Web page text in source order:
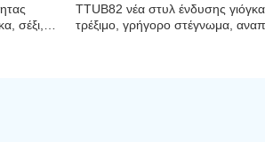
σέξι,
TTUB82 νέα στυλ ένδυσης
τρέξιμο, γρήγορο στέγνωμα,